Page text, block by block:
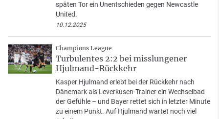
späten Tor ein Unentschieden gegen Newcastle
United.
10.12.2025
Champions League
Turbulentes 2:2 bei misslungener
Hjulmand-Rückkehr
Kasper Hjulmand erlebt bei der Rückkehr nach
Dänemark als Leverkusen-Trainer ein Wechselbad
der Gefühle – und Bayer rettet sich in letzter Minute
zu einem Punkt. Auf Hjulmand wartet noch viel